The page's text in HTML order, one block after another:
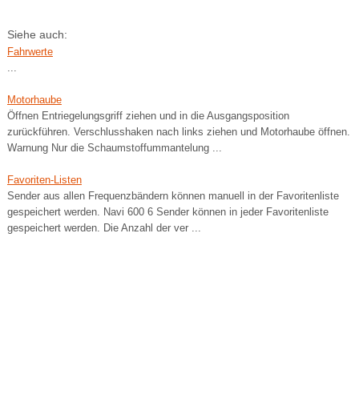
Siehe auch:
Fahrwerte
...
Motorhaube
Öffnen Entriegelungsgriff ziehen und in die Ausgangsposition
zurückführen. Verschlusshaken nach links ziehen und Motorhaube öffnen.
Warnung Nur die Schaumstoffummantelung ...
Favoriten-Listen
Sender aus allen Frequenzbändern können manuell in der Favoritenliste
gespeichert werden. Navi 600 6 Sender können in jeder Favoritenliste
gespeichert werden. Die Anzahl der ver ...